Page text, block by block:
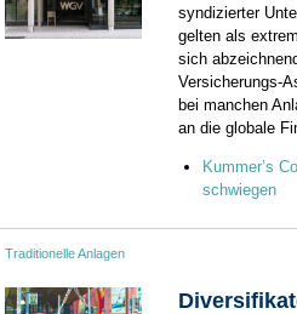
syndizierter
gelten als
sich
Versicherungs-
bei manchen
an die globale
Kummer’s
schwiegen
Traditionelle Anlagen